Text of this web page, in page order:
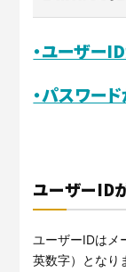
サービスサイトを
現場に伝える。
サービスサイトを
・ユーザー
・パスワー
ユーザーID
ユーザーIDはメ
英数字）となり